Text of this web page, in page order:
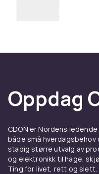
Oppdag
CDON er Nordens
både små hverdagsbehov
stadig større utvalg av
og elektronikk til hage,
Ting for livet, rett og slett.